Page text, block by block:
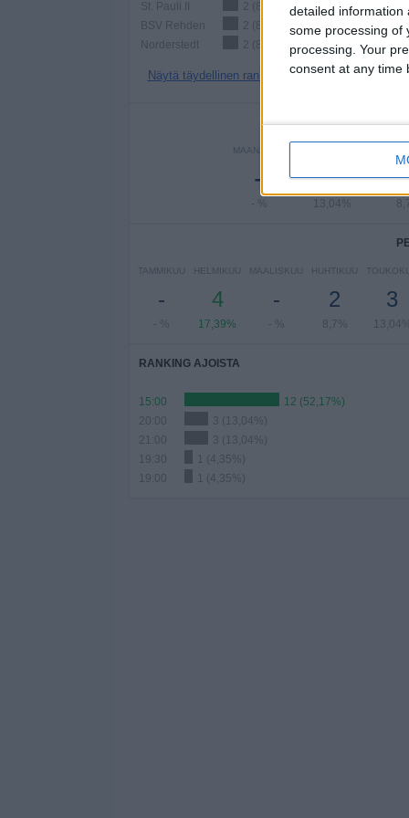
detailed information
some processing of
processing. Your
consent at any time
St. Pauli II
2 (8,7%)
BSV Rehden
2 (8,7%)
Norderstedt
2 (8,7%)
Näytä täydellinen ranking
MAANANTAI
-
- %
3
13,04%
TAMMIKUU
-
- %
HELMIKUU
4
17,39%
MAALISKUU
-
- %
HUHTIKUU
2
8,7%
3
13,04%
RANKING AJOISTA
15:00
12 (52,17%)
20:00
3 (13,04%)
21:00
3 (13,04%)
19:30
1 (4,35%)
19:00
1 (4,35%)